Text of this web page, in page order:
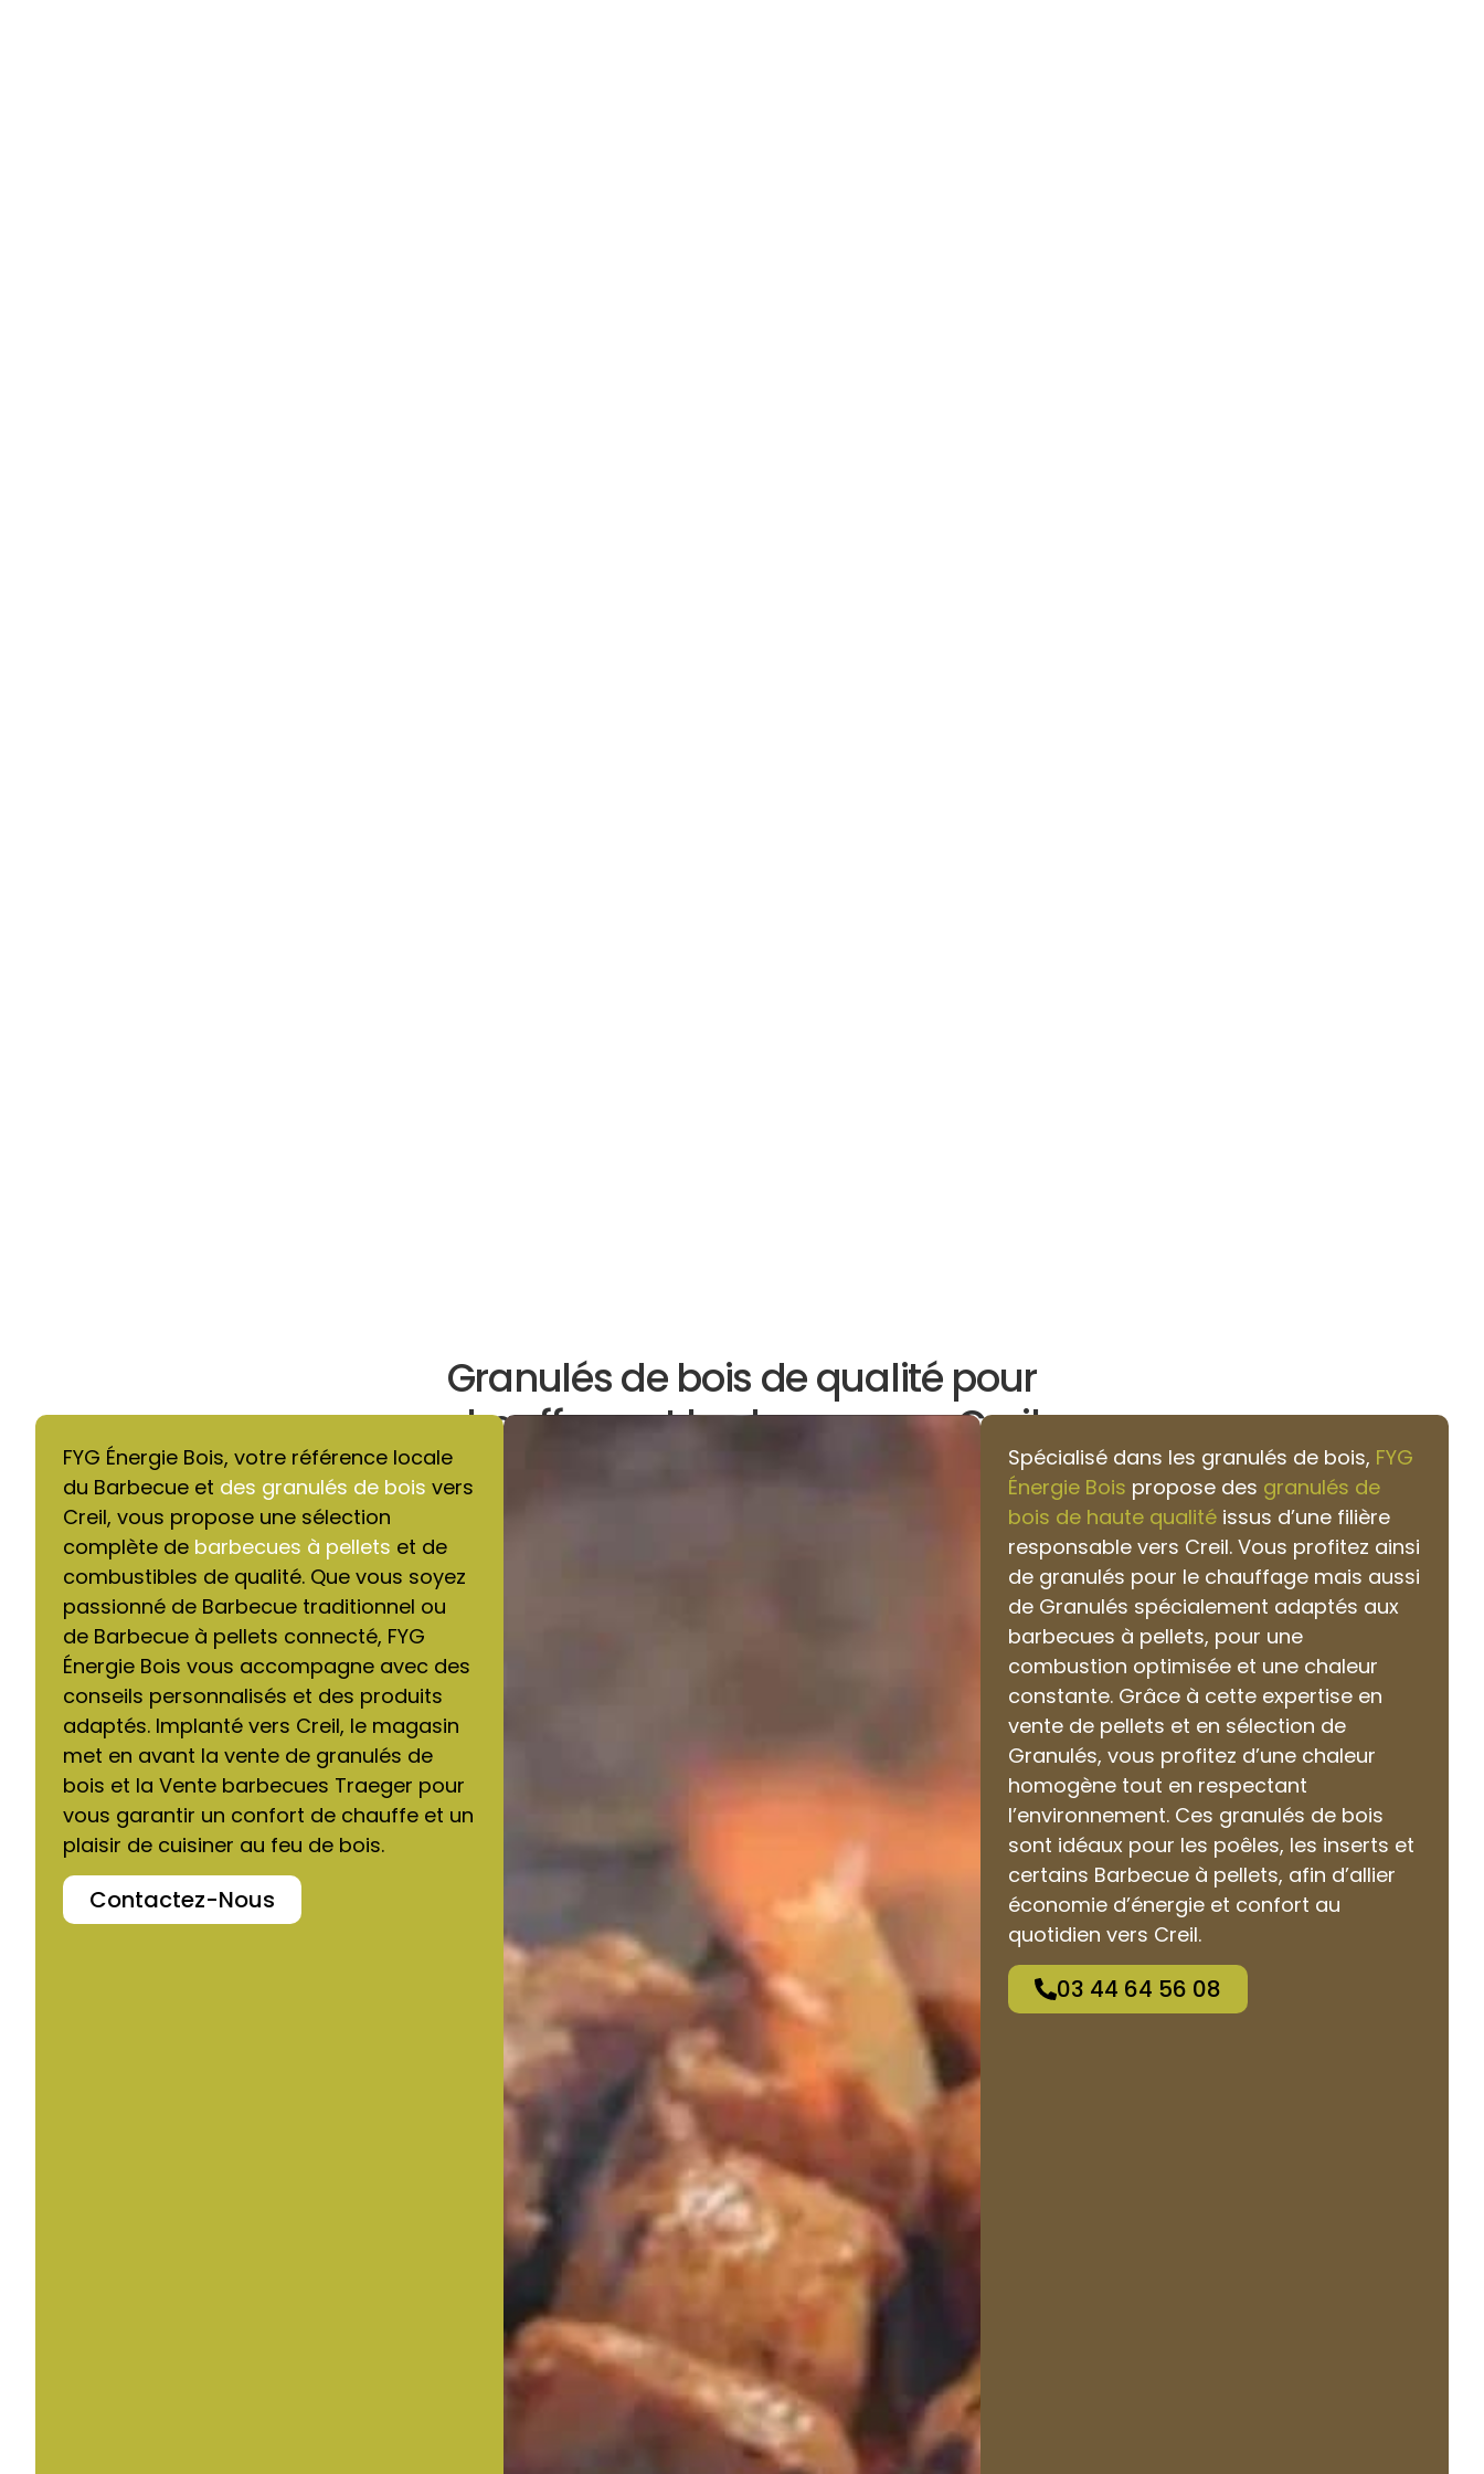
Granulés de bois de qualité pour
chauffage et barbecue vers Creil
FYG Énergie Bois, votre référence locale
du Barbecue et des granulés de bois vers
Creil, vous propose une sélection
complète de barbecues à pellets et de
combustibles de qualité. Que vous soyez
passionné de Barbecue traditionnel ou
de Barbecue à pellets connecté, FYG
Énergie Bois vous accompagne avec des
conseils personnalisés et des produits
adaptés. Implanté vers Creil, le magasin
met en avant la vente de granulés de
bois et la Vente barbecues Traeger pour
vous garantir un confort de chauffe et un
plaisir de cuisiner au feu de bois.
Contactez-Nous
Spécialisé dans les granulés de bois, FYG
Énergie Bois propose des granulés de
bois de haute qualitéissus d’une filière
responsable vers Creil. Vous profitez ainsi
de granulés pour le chauffage mais aussi
de Granulés spécialement adaptés aux
barbecues à pellets, pour une
combustion optimisée et une chaleur
constante. Grâce à cette expertise en
vente de pellets et en sélection de
Granulés, vous profitez d’une chaleur
homogène tout en respectant
l’environnement. Ces granulés de bois
sont idéaux pour les poêles, les inserts et
certains Barbecue à pellets, afin d’allier
économie d’énergie et confort au
quotidien vers Creil.
03 44 64 56 08